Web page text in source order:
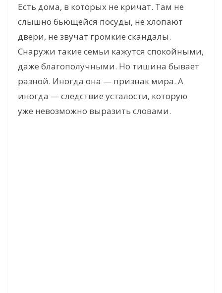
Есть дома, в которых не кричат. Там не
слышно бьющейся посуды, не хлопают
двери, не звучат громкие скандалы.
Снаружи такие семьи кажутся спокойными,
даже благополучными. Но тишина бывает
разной. Иногда она — признак мира. А
иногда — следствие усталости, которую
уже невозможно выразить словами.